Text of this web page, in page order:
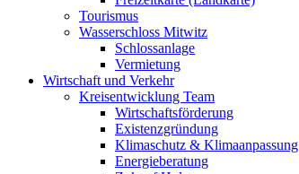
Tourismus
Wasserschloss Mitwitz
Schlossanlage
Vermietung
Wirtschaft und Verkehr
Kreisentwicklung Team
Wirtschaftsförderung
Existenzgründung
Klimaschutz & Klimaanpassung
Energieberatung